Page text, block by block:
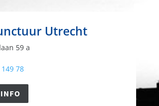
Utrecht
59 a
78